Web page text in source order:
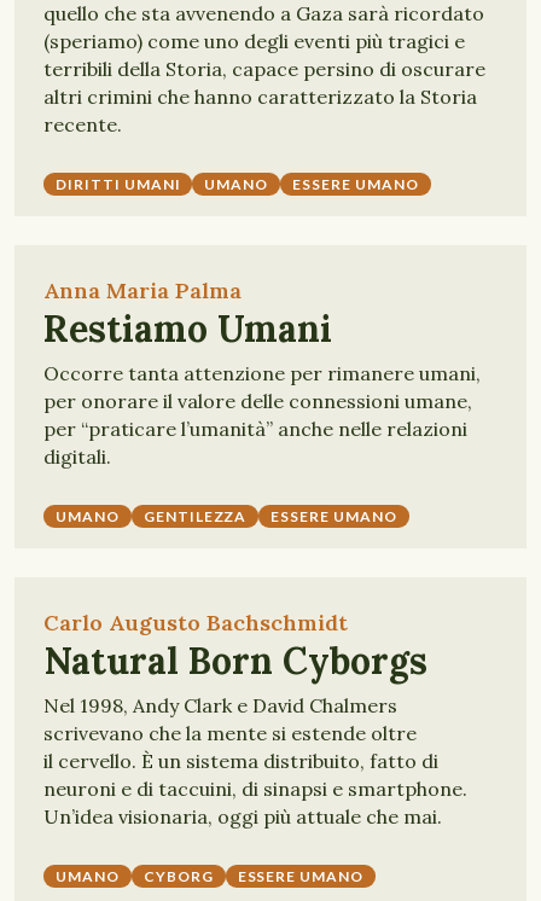
quello che sta avvenendo a Gaza sarà ricordato
(speriamo) come uno degli eventi più tragici e
terribili della Storia, capace persino di oscurare
altri crimini che hanno caratterizzato la Storia
recente.
DIRITTI UMANI UMANO ESSERE UMANO
Anna Maria Palma
Restiamo Umani
Occorre tanta attenzione per rimanere umani,
per onorare il valore delle connessioni umane,
per “praticare l’umanità” anche nelle relazioni
digitali.
UMANO GENTILEZZA ESSERE UMANO
Carlo Augusto Bachschmidt
Natural Born Cyborgs
Nel 1998, Andy Clark e David Chalmers
scrivevano che la mente si estende oltre
il cervello. È un sistema distribuito, fatto di
neuroni e di taccuini, di sinapsi e smartphone.
Un’idea visionaria, oggi più attuale che mai.
UMANO CYBORG ESSERE UMANO